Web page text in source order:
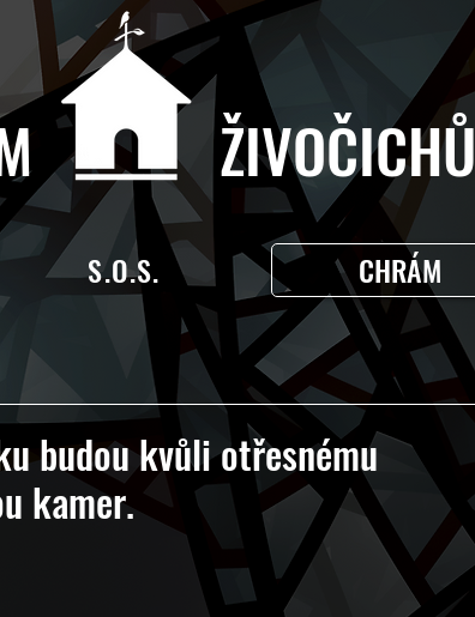
ŽIVOČICHŮ
S.O.S. CHRÁM
budou kvůli otřesnému
kamer.